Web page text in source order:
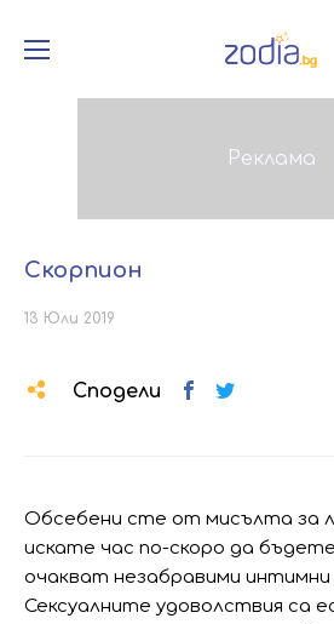
Скорпион
13 Юли 2019
Сподели
Обсебени сте от мисълта за
искате час по-скоро да
очакват незабравими интимни
Сексуалните удоволствия са